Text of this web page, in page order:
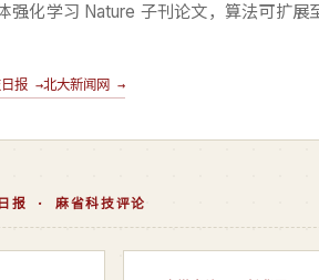
强化学习 Nature 子刊论文，算法可扩
报 →北大新闻网 →
报 · 麻省科技评论